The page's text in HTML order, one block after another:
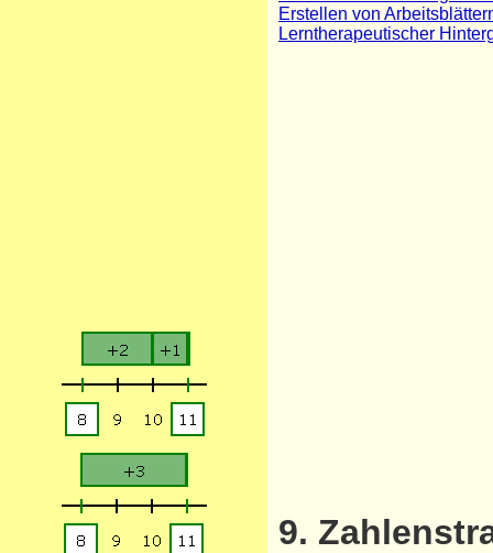
Erstellen von
Lerntherapeutischer
9.